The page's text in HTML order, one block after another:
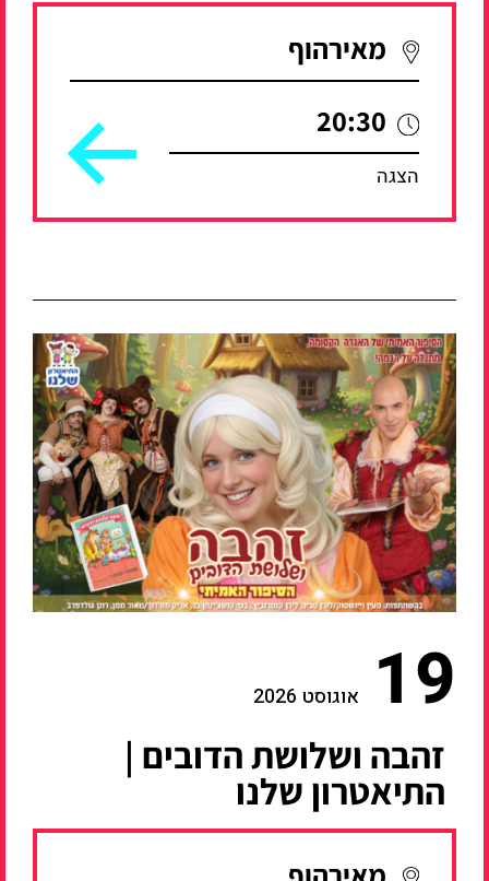
מאירהוף
20:30
הצגה
19 אוגוסט 2026
זהבה ושלושת הדובים |
התיאטרון שלנו